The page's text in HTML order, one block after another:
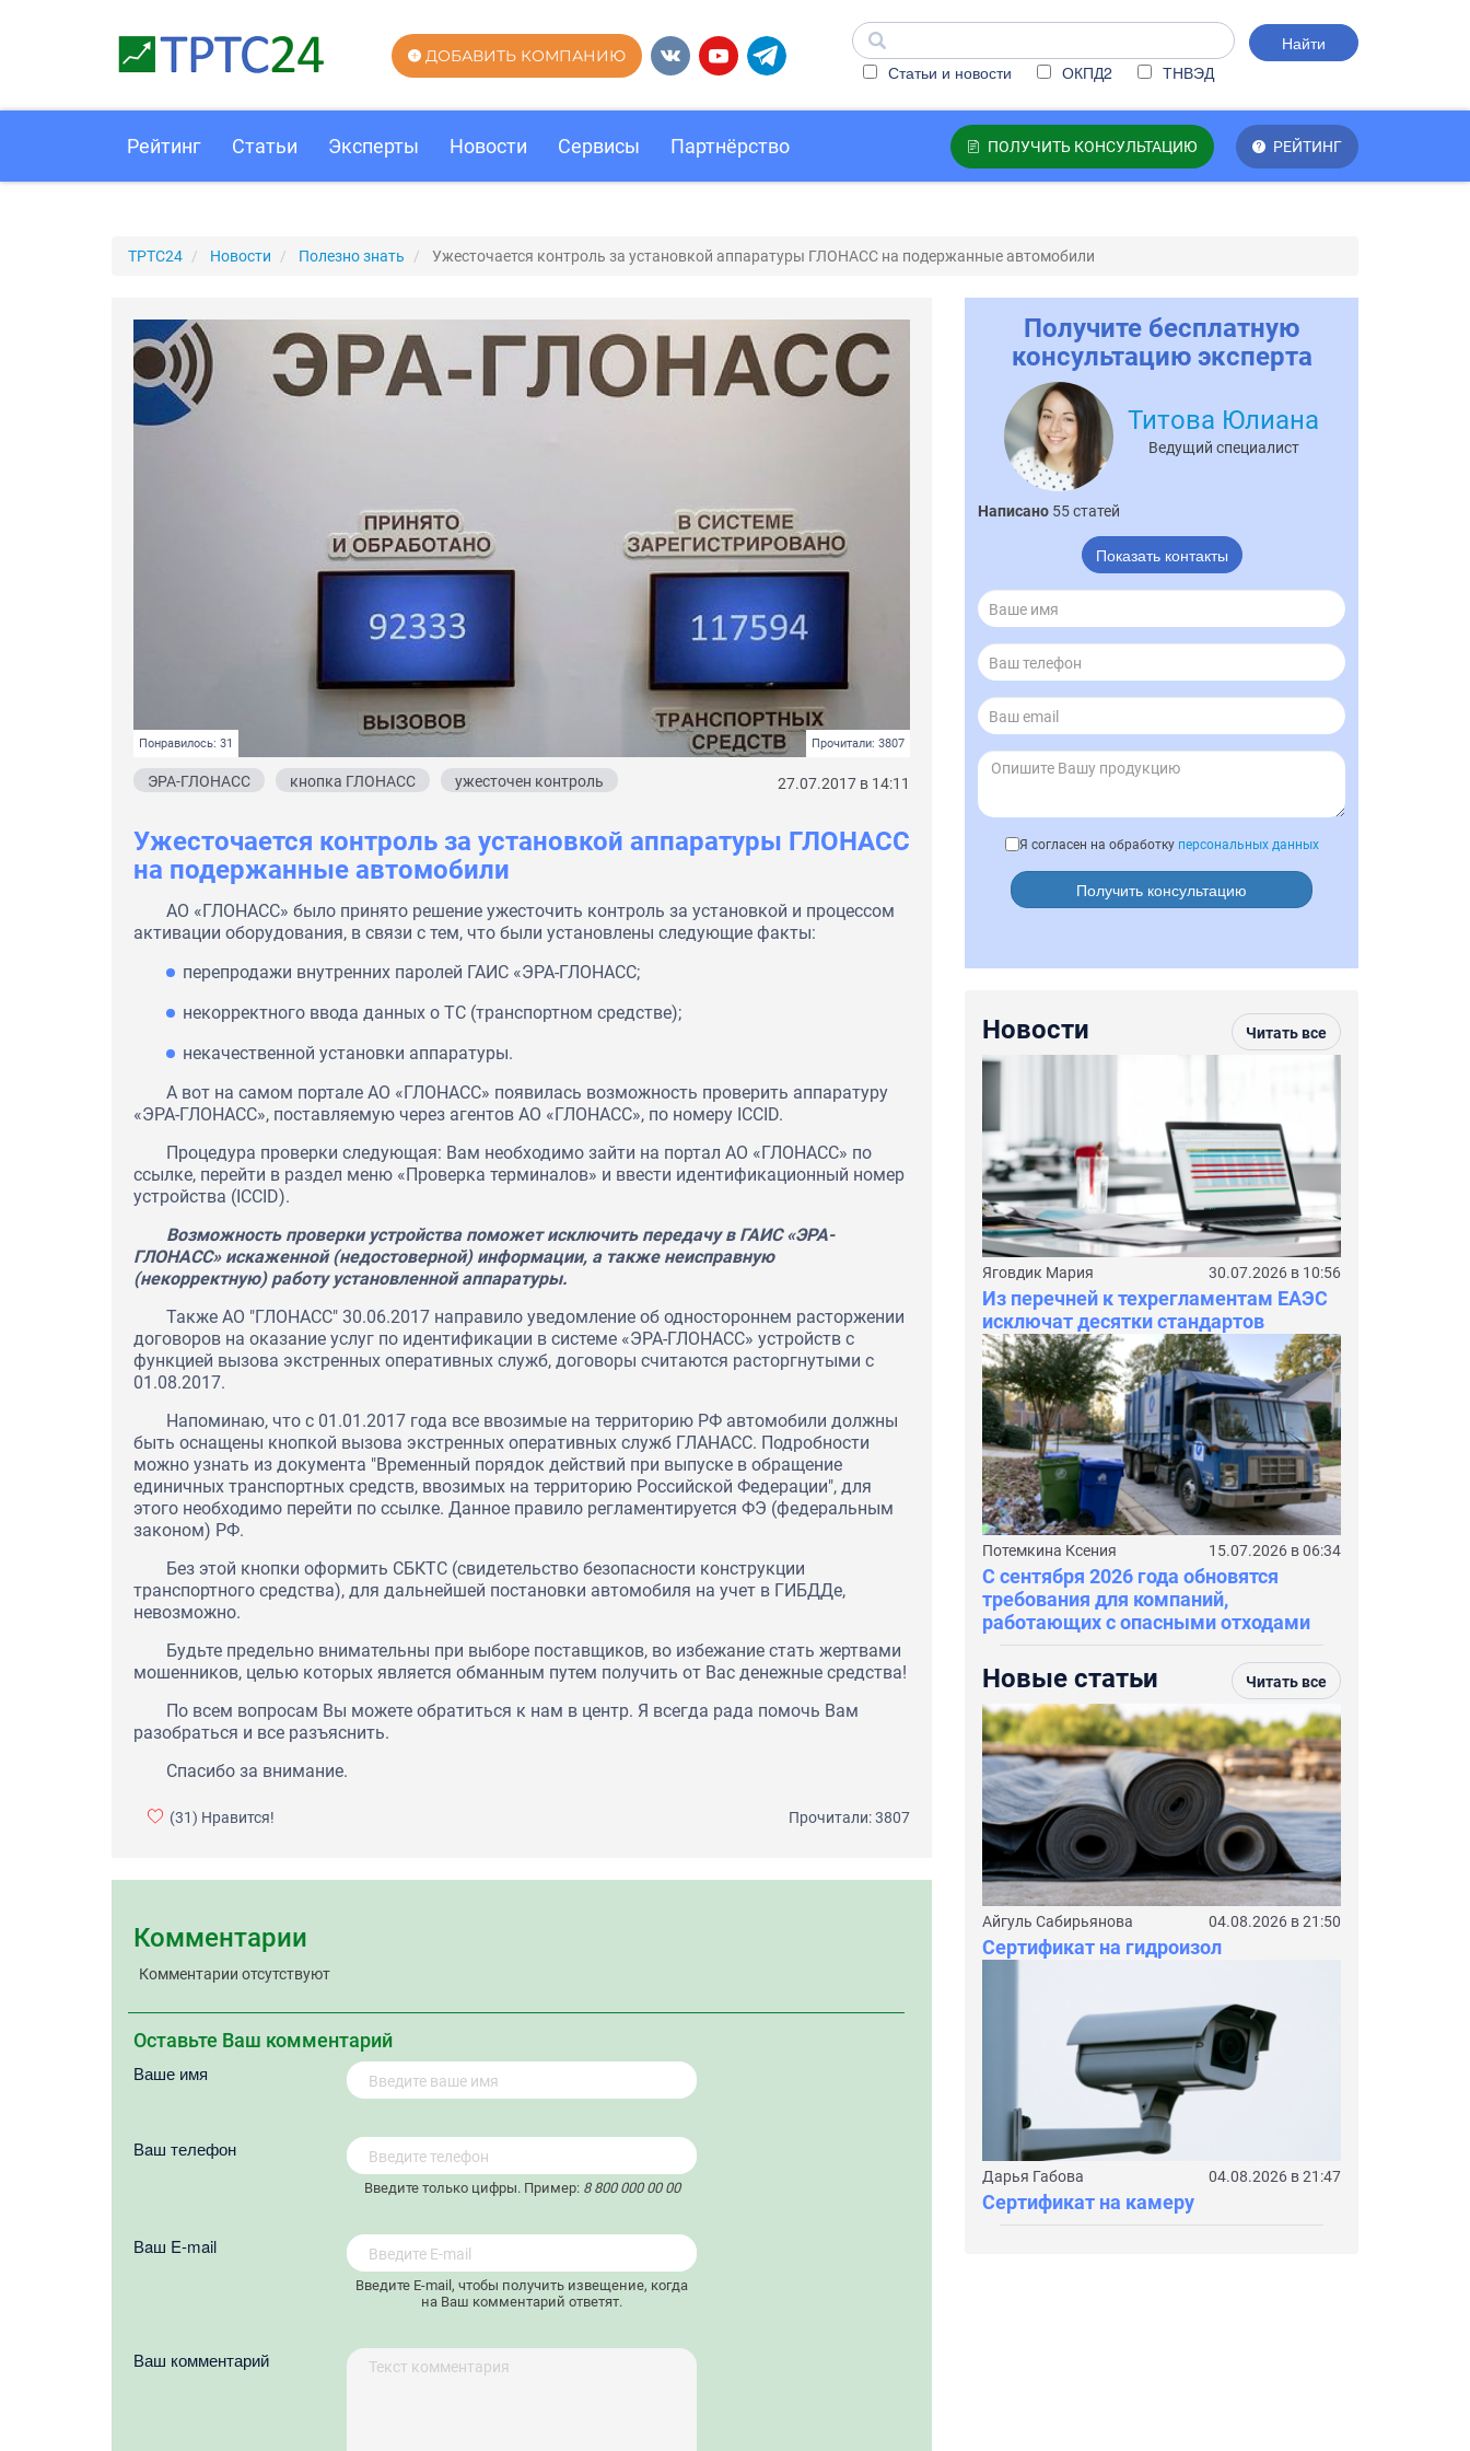
Найти
Статьи и новости
ОКПД2 ТНВЭД
ДОБАВИТЬ КОМПАНИЮ
ПОЛУЧИТЬ КОНСУЛЬТАЦИЮ РЕЙТИНГ
Рейтинг Статьи Эксперты Новости Сервисы Партнёрство
ТРТС24 Новости Полезно знать Ужесточается контроль за установкой аппаратуры ГЛОНАСС на подержанные автомобили
Понравилось: 31 Прочитали: 3807
ЭРА-ГЛОНАСС кнопка ГЛОНАСС ужесточен контроль 27.07.2017 в 14:11
Ужесточается контроль за установкой аппаратуры ГЛОНАСС
на подержанные автомобили
АО «ГЛОНАСС» было принято решение ужесточить контроль за установкой и процессом
активации оборудования, в связи с тем, что были установлены следующие факты:
перепродажи внутренних паролей ГАИС «ЭРА-ГЛОНАСС;
некорректного ввода данных о ТС (транспортном средстве);
некачественной установки аппаратуры.
А вот на самом портале АО «ГЛОНАСС» появилась возможность проверить аппаратуру
«ЭРА-ГЛОНАСС», поставляемую через агентов АО «ГЛОНАСС», по номеру ICCID.
Процедура проверки следующая: Вам необходимо зайти на портал АО «ГЛОНАСС» по
ссылке, перейти в раздел меню «Проверка терминалов» и ввести идентификационный номер
устройства (ICCID).
Возможность проверки устройства поможет исключить передачу в ГАИС «ЭРА-
ГЛОНАСС» искаженной (недостоверной) информации, а также неисправную
(некорректную) работу установленной аппаратуры.
Также АО "ГЛОНАСС" 30.06.2017 направило уведомление об одностороннем расторжении
договоров на оказание услуг по идентификации в системе «ЭРА-ГЛОНАСС» устройств с
функцией вызова экстренных оперативных служб, договоры считаются расторгнутыми с
01.08.2017.
Напоминаю, что с 01.01.2017 года все ввозимые на территорию РФ автомобили должны
быть оснащены кнопкой вызова экстренных оперативных служб ГЛАНАСС. Подробности
можно узнать из документа "Временный порядок действий при выпуске в обращение
единичных транспортных средств, ввозимых на территорию Российской Федерации", для
этого необходимо перейти по ссылке. Данное правило регламентируется ФЭ (федеральным
законом) РФ.
Без этой кнопки оформить СБКТС (свидетельство безопасности конструкции
транспортного средства), для дальнейшей постановки автомобиля на учет в ГИБДДе,
невозможно.
Будьте предельно внимательны при выборе поставщиков, во избежание стать жертвами
мошенников, целью которых является обманным путем получить от Вас денежные средства!
По всем вопросам Вы можете обратиться к нам в центр. Я всегда рада помочь Вам
разобраться и все разъяснить.
Спасибо за внимание.
(31) Нравится! Прочитали: 3807
Комментарии
Комментарии отсутствуют
Оставьте Ваш комментарий
Ваше имя
Вaш телефон
Введите только цифры. Пример: 8 800 000 00 00
Вaш E-mail
Введите E-mail, чтобы получить извещение, когда
на Ваш комментарий ответят.
Ваш комментарий
Получите бесплатную
консультацию эксперта
Титова Юлиана
Ведущий специалист
Написано 55 статей
Показать контакты
Я согласен на обработку персональных данных
Получить консультацию
Новости Читать все
Яговдик Мария 30.07.2026 в 10:56
Из перечней к техрегламентам ЕАЭС
исключат десятки стандартов
Потемкина Ксения 15.07.2026 в 06:34
С сентября 2026 года обновятся
требования для компаний,
работающих с опасными отходами
Новые статьи Читать все
Айгуль Сабирьянова 04.08.2026 в 21:50
Сертификат на гидроизол
Дарья Габова 04.08.2026 в 21:47
Сертификат на камеру